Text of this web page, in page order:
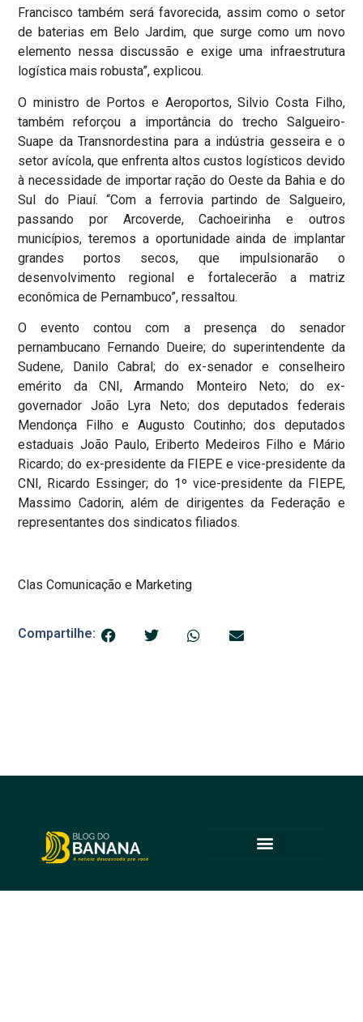
Francisco também será favorecida, assim como o setor
de baterias em Belo Jardim, que surge como um novo
elemento nessa discussão e exige uma infraestrutura
logística mais robusta”, explicou.
O ministro de Portos e Aeroportos, Silvio Costa Filho,
também reforçou a importância do trecho Salgueiro-
Suape da Transnordestina para a indústria gesseira e o
setor avícola, que enfrenta altos custos logísticos devido
à necessidade de importar ração do Oeste da Bahia e do
Sul do Piauí. “Com a ferrovia partindo de Salgueiro,
passando por Arcoverde, Cachoeirinha e outros
municípios, teremos a oportunidade ainda de implantar
grandes portos secos, que impulsionarão o
desenvolvimento regional e fortalecerão a matriz
econômica de Pernambuco”, ressaltou.
O evento contou com a presença do senador
pernambucano Fernando Dueire; do superintendente da
Sudene, Danilo Cabral; do ex-senador e conselheiro
emérito da CNI, Armando Monteiro Neto; do ex-
governador João Lyra Neto; dos deputados federais
Mendonça Filho e Augusto Coutinho; dos deputados
estaduais João Paulo, Eriberto Medeiros Filho e Mário
Ricardo; do ex-presidente da FIEPE e vice-presidente da
CNI, Ricardo Essinger; do 1º vice-presidente da FIEPE,
Massimo Cadorin, além de dirigentes da Federação e
representantes dos sindicatos filiados.
Clas Comunicação e Marketing
Compartilhe: